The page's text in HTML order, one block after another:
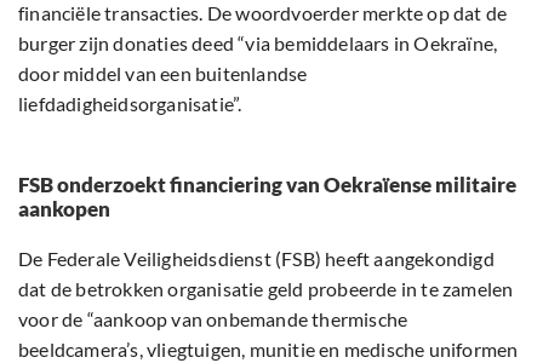
financiële transacties. De woordvoerder merkte op dat de
burger zijn donaties deed “via bemiddelaars in Oekraïne,
door middel van een buitenlandse
liefdadigheidsorganisatie”.
FSB onderzoekt financiering van Oekraïense militaire
aankopen
De Federale Veiligheidsdienst (FSB) heeft aangekondigd
dat de betrokken organisatie geld probeerde in te zamelen
voor de “aankoop van onbemande thermische
beeldcamera’s, vliegtuigen, munitie en medische uniformen